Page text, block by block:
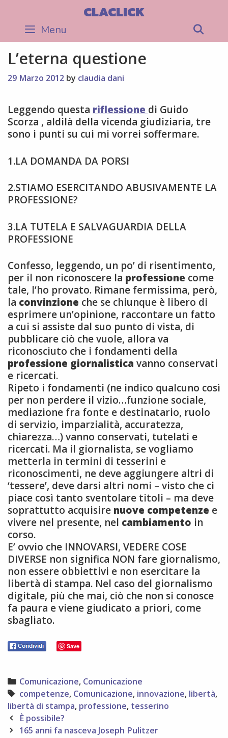
content
CLACLICK
Menu
L’eterna questione
29 Marzo 2012 by claudia dani
Leggendo questa riflessione di Guido
Scorza , aldilà della vicenda giudiziaria, tre
sono i punti su cui mi vorrei soffermare.
1.LA DOMANDA DA PORSI
2.STIAMO ESERCITANDO ABUSIVAMENTE LA
PROFESSIONE?
3.LA TUTELA E SALVAGUARDIA DELLA
PROFESSIONE
Confesso, leggendo, un po’ di risentimento,
per il non riconoscere la professione come
tale, l’ho provato. Rimane fermissima, però,
la convinzione che se chiunque è libero di
esprimere un’opinione, raccontare un fatto
a cui si assiste dal suo punto di vista, di
pubblicare ciò che vuole, allora va
riconosciuto che i fondamenti della
professione giornalistica vanno conservati
e ricercati.
Ripeto i fondamenti (ne indico qualcuno così
per non perdere il vizio…funzione sociale,
mediazione fra fonte e destinatario, ruolo
di servizio, imparzialità, accuratezza,
chiarezza…) vanno conservati, tutelati e
ricercati. Ma il giornalista, se vogliamo
metterla in termini di tesserini e
riconoscimenti, ne deve aggiungere altri di
‘tessere’, deve darsi altri nomi – visto che ci
piace così tanto sventolare titoli – ma deve
soprattutto acquisire nuove competenze e
vivere nel presente, nel cambiamento in
corso.
E’ ovvio che INNOVARSI, VEDERE COSE
DIVERSE non significa NON fare giornalismo,
non essere obbiettivi e non esercitare la
libertà di stampa. Nel caso del giornalismo
digitale, più che mai, ciò che non si conosce
fa paura e viene giudicato a priori, come
sbagliato.
Save
Categories
Comunicazione, Comunicazione
Tags
competenze, Comunicazione, innovazione, libertà,
libertà di stampa, professione, tesserino
Post
navigation
È possibile?
165 anni fa nasceva Joseph Pulitzer